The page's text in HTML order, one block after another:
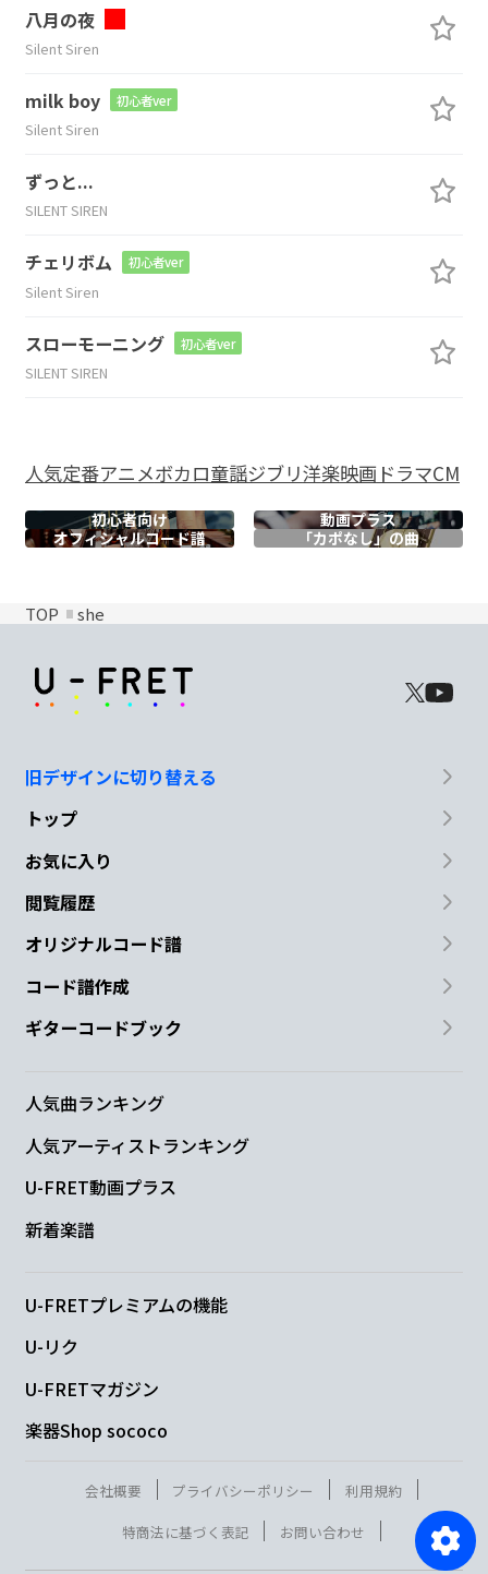
八月の夜
Silent Siren
milk boy 初心者ver
Silent Siren
ずっと...
SILENT SIREN
チェリボム 初心者ver
Silent Siren
スローモーニング 初心者ver
SILENT SIREN
人気定番アニメボカロ童謡ジブリ洋楽映画ドラマCM
初心者向け
動画プラス
オフィシャルコード譜 「カポなし」の曲
TOP she
旧デザインに切り替える
トップ
お気に入り
閲覧履歴
オリジナルコード譜
コード譜作成
ギターコードブック
人気曲ランキング
人気アーティストランキング
U-FRET動画プラス
新着楽譜
U-FRETプレミアムの機能
U-リク
U-FRETマガジン
楽器Shop sococo
会社概要 プライバシーポリシー
利用規約
特商法に基づく表記
お問い合わせ